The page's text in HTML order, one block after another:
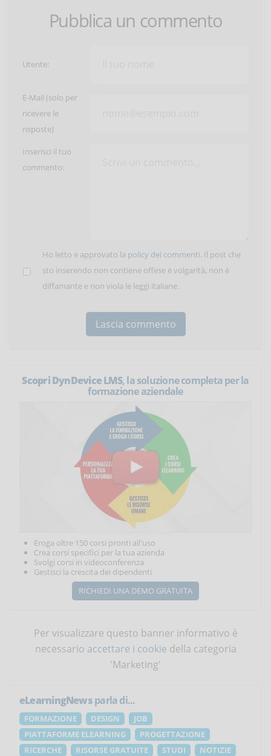
Pubblica un commento
Utente:
E-Mail (solo per
ricevere le
risposte)
Inserisci il tuo
commento:
Ho letto e approvato la policy dei commenti. Il post che
sto inserendo non contiene offese e volgarità, non è
diffamante e non viola le leggi italiane.
Scopri DynDevice LMS, la soluzione completa per la
formazione aziendale
Eroga oltre 150 corsi pronti all'uso
Crea corsi specifici per la tua azienda
Svolgi corsi in videoconferenza
Gestisci la crescita dei dipendenti
RICHIEDI UNA DEMO GRATUITA
Per visualizzare questo banner informativo è
necessario accettare i cookie della categoria
'Marketing'
eLearningNewsparla di...
FORMAZIONE DESIGN
JOB
PIATTAFORME ELEARNING
PROGETTAZIONE
RICERCHE
RISORSE GRATUITE STUDI
NOTIZIE